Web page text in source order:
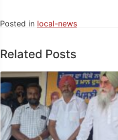
Posted in local-news
Related Posts